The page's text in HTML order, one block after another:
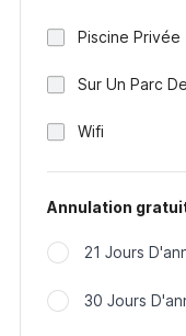
Piscine Privée
Sur Un Parc
Wifi
Annulation
21 Jours
30 Jours